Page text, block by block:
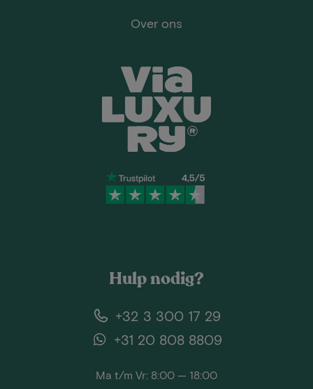
Over ons
Hulp nodig?
+32 3 300 17 29
+31 20 808 8809
Ma t/m Vr: 8:00 — 18:00